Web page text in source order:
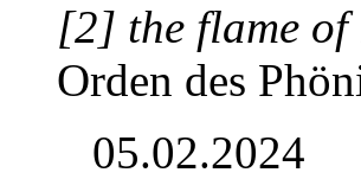
[2] the flame of
Orden des
05.02.2024